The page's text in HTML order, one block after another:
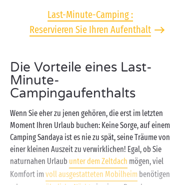
Last-Minute-Camping :
Reservieren Sie Ihren Aufenthalt
Die Vorteile eines Last-
Minute-
Campingaufenthalts
Wenn Sie eher zu jenen gehören, die erst im letzten
Moment Ihren Urlaub buchen: Keine Sorge, auf einem
Camping Sandaya ist es nie zu spät, seine Träume von
einer kleinen Auszeit zu verwirklichen! Egal, ob Sie
naturnahen Urlaub unter dem Zeltdach mögen, viel
Komfort im voll ausgestatteten Mobilheim benötigen